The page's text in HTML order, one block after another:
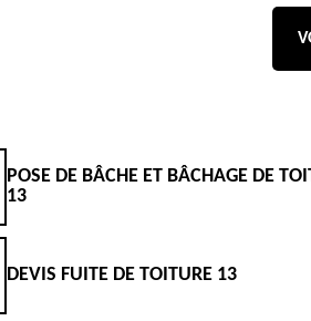
POSE DE BÂCHE ET BÂCHAGE DE
13
DEVIS FUITE DE TOITURE 13